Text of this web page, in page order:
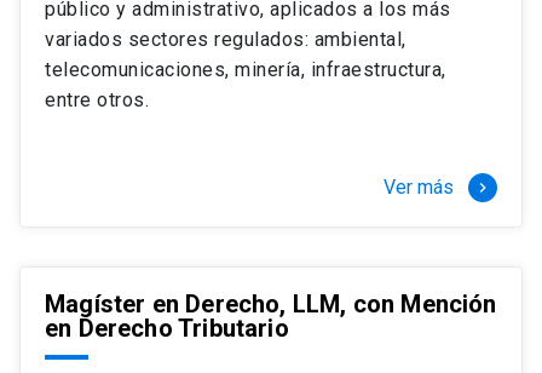
Si optas por la modalidad Full Time:
El LLM UC Full Time es una versión del programa
destinado principalmente a extranjeros, que permite
necesidades y expectativas profesionales, eligiendo
completamente al programa o compatibilizarás un
estudio intenso y exigente, con una muy baja carga
laboral, de marzo a noviembre, para dedicarte
Juan Ignacio Piña Rochefort
Director Magíster en Derecho, LLM UC
público y administrativo, aplicados a los más
variados sectores regulados: ambiental,
telecomunicaciones, minería, infraestructura,
entre otros.
Ver más keyboard_arrow_right
Magíster en Derecho, LLM, con Mención
en Derecho Tributario